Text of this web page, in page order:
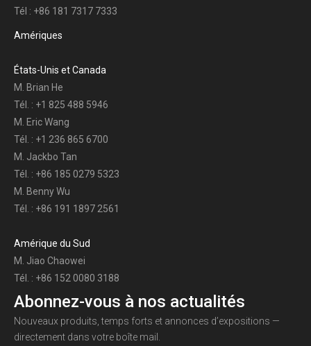
Tél : +86 181 7317 7333
Amériques
États-Unis et Canada
M. Brian He
Tél. : +1 825 488 5946
M. Eric Wang
Tél. : +1 236 865 6700
M. Jackbo Tan
Tél. : +86 185 0279 5323
M. Benny Wu
Tél. : +86 191 1897 2561
Amérique du Sud
M. Jiao Chaowei
Tél. : +86 152 0080 3188
Abonnez-vous à nos actualités
Nouveaux produits, temps forts et annonces d’expositions —
directement dans votre boîte mail.